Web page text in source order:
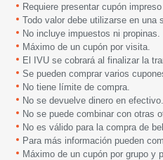
Requiere presentar cupón impreso
Todo valor debe utilizarse en una
No incluye impuestos ni propinas.
Máximo de un cupón por visita.
El IVU se cobrará al finalizar la
Se pueden comprar varios
No tiene límite de compra.
No se devuelve dinero en efectivo.
No se puede combinar con otras
No es válido para la compra de
Para más información pueden
Máximo de un cupón por grupo y